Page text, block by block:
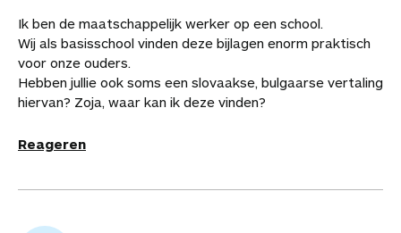
Ik ben de maatschappelijk werker op een school.
Wij als basisschool vinden deze bijlagen enorm praktisch
voor onze ouders.
Hebben jullie ook soms een slovaakse, bulgaarse vertaling
hiervan? Zoja, waar kan ik deze vinden?
Reageren